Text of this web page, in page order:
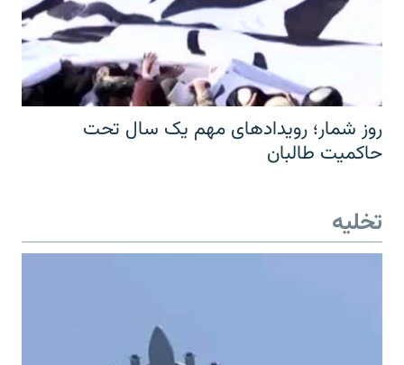
روز شمار؛ رویدادهای مهم یک سال تحت
حاکمیت طالبان
تخلیه